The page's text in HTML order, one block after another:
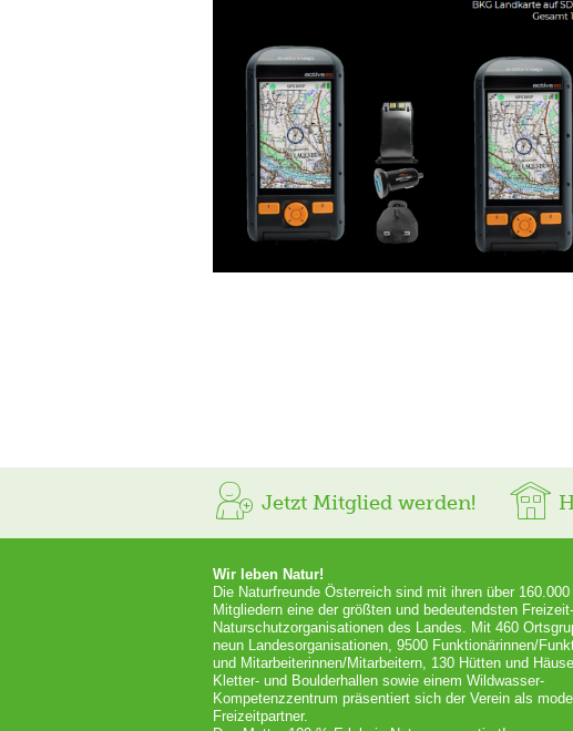
Jetzt Mitglied werden!
Wir leben Natur!
Die Naturfreunde Österreich sind mit ihren über 160.000
Mitgliedern eine der größten und bedeutendsten
Naturschutzorganisationen des Landes. Mit 460
neun Landesorganisationen, 9500 Funktionärinnen/
und Mitarbeiterinnen/Mitarbeitern, 130 Hütten und
Kletter- und Boulderhallen sowie einem Wildwasser-
Kompetenzzentrum präsentiert sich der Verein als
Freizeitpartner.